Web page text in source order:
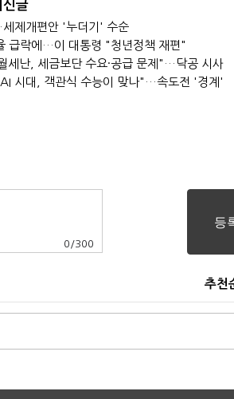
신글
제개편안 '누더기' 수순
급락에…이 대통령 "청년정책 재편"
세난, 세금보단 수요·공급 문제"…닥공 시사
시대, 객관식 수능이 맞나"…속도전 '경계'
0 /300
추천